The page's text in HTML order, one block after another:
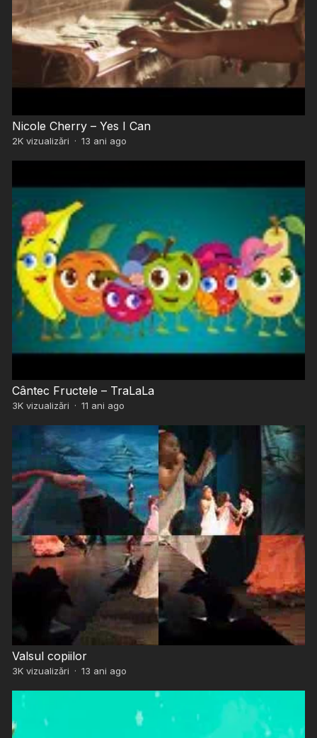
Nicole Cherry – Yes I Can
2Kvizualizări · 13 ani ago
Cântec Fructele – TraLaLa
3Kvizualizări · 11 ani ago
Valsul copiilor
3Kvizualizări · 13 ani ago